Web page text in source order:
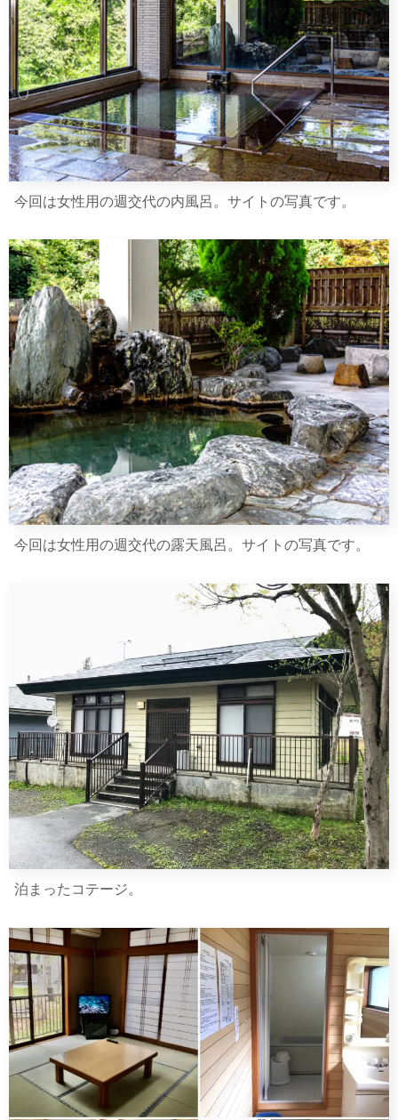
今回は女性用の週交代の内風呂。サイトの写真です。
今回は女性用の週交代の露天風呂。サイトの写真です。
泊まったコテージ。